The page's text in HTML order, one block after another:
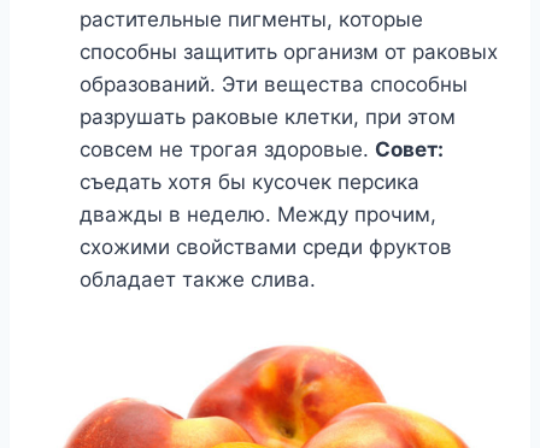
растительные пигменты, которые
способны защитить организм от раковых
образований. Эти вещества способны
разрушать раковые клетки, при этом
совсем не трогая здоровые. Совет:
съедать хотя бы кусочек персика
дважды в неделю. Между прочим,
схожими свойствами среди фруктов
обладает также слива.